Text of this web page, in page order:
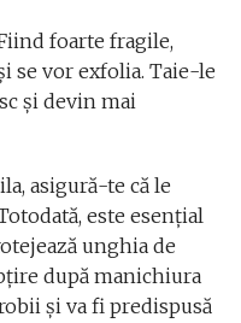
foarte fragile,
se vor exfolia. Taie-le
și devin mai
asigură-te că le
este esențial
unghia de
după manichiura
și va fi predispusă